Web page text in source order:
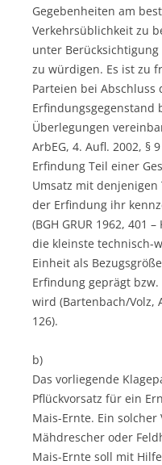
Gegebenheiten am
Verkehrsüblichkeit zu
unter
zu würdigen. Es ist zu
Parteien bei Abschluss
Erfindungsgegenstand
Überlegungen
ArbEG, 4. Aufl. 2002, §
Erfindung Teil einer
Umsatz mit
der Erfindung ihr
(BGH GRUR 1962, 401
die kleinste technisch-
Einheit als
Erfindung geprägt
wird (Bartenbach/Volz,
126).
b)
Das vorliegende
Pflückvorsatz für ein
Mais-Ernte. Ein
Mähdrescher oder
Mais-Ernte soll mit